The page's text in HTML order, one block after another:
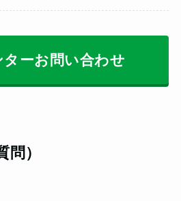
ターお問い合わせ
）